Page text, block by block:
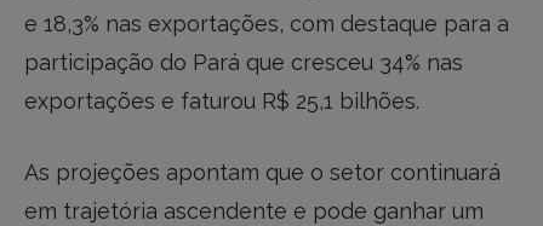
e 18,3% nas exportações, com destaque para a
participação do Pará que cresceu 34% nas
exportações e faturou R$ 25,1 bilhões.
As projeções apontam que o setor continuará
em trajetória ascendente e pode ganhar um